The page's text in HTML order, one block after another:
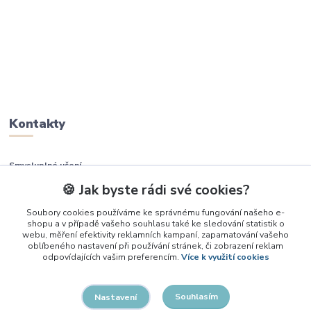
Kontakty
Smysluplné učení
+420 737 937 936
info@smysluplneuceni.cz
🍪 Jak byste rádi své cookies?
Soubory cookies používáme ke správnému fungování našeho e-
shopu a v případě vašeho souhlasu také ke sledování statistik o
webu, měření efektivity reklamních kampaní, zapamatování vašeho
oblíbeného nastavení při používání stránek, či zobrazení reklam
odpovídajících vašim preferencím. Více k využití cookies
Nastavení Souhlasím